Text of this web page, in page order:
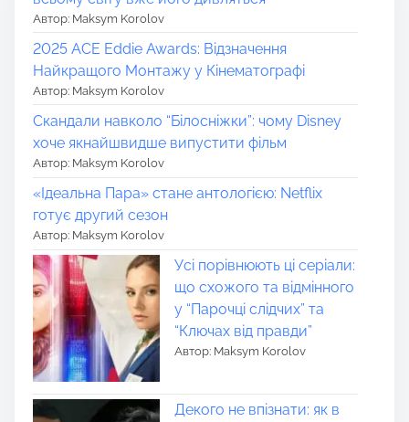
Автор: Maksym Korolov
2025 ACE Eddie Awards: Відзначення
Найкращого Монтажу у Кінематографі
Автор: Maksym Korolov
Скандали навколо “Білосніжки”: чому Disney
хоче якнайшвидше випустити фільм
Автор: Maksym Korolov
«Ідеальна Пара» стане антологією: Netflix
готує другий сезон
Автор: Maksym Korolov
Усі порівнюють ці серіали:
що схожого та відмінного
у “Парочці слідчих” та
“Ключах від правди”
Автор: Maksym Korolov
Декого не впізнати: як в